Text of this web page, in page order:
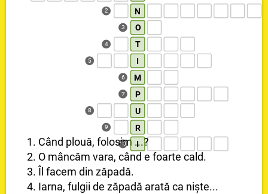
2 N
3 O
4 T
5 I
6 M
7 P
8 U
9 R
10 I
1. Când plouă, folosim ...?
2. O mâncăm vara, când e foarte cald.
3. Îl facem din zăpadă.
4. Iarna, fulgii de zăpadă arată ca niște...